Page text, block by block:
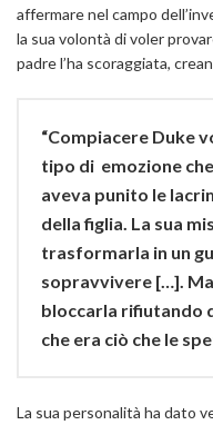
affermare nel campo
la sua volontà di voler
padre l’ha scoraggiata,
“Compiacere Duke
tipo di emozione
aveva punito le
della figlia. La sua
trasformarla in un
sopravvivere […].
bloccarla rifiutando
che era ciò che le
La sua personalità ha dato